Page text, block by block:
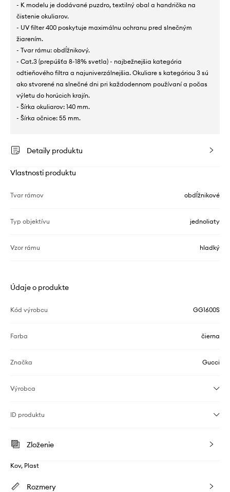
- K modelu je dodávané puzdro, textilný obal a handrička na
čistenie okuliarov.
- UV filter 400 poskytuje maximálnu ochranu pred slnečným
žiarením.
- Tvar rámu: obdĺžnikový.
- Cat.3 (prepúšťa 8-18% svetla) - najbežnejšia kategória
odtieňového filtra a najuniverzálnejšia. Okuliare s kategóriou 3 sú
ako stvorené na slnečné dni pri každodennom používaní a počas
výletu do horúcich krajín.
- Šírka okuliarov: 140 mm.
- Šírka očnice: 55 mm.
Detaily produktu
Vlastnosti produktu
Tvar rámov obdĺžnikové
Typ objektívu jednoliaty
Vzor rámu hladký
Údaje o produkte
Kód výrobcu GG1600S
Farba čierna
Značka Gucci
Výrobca
ID produktu
Zloženie
Kov, Plast
Rozmery